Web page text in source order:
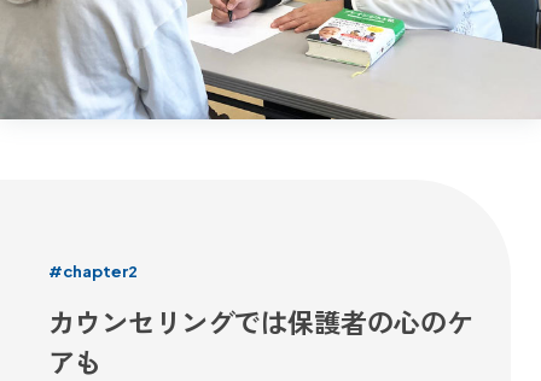
#chapter2
カウンセリングでは保護者の心のケ
アも